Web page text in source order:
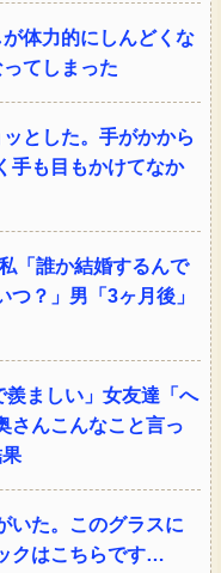
体力的にしんどくな
てしまった
とした。手がかから
手も目もかけてなか
「誰か結婚するんで
？」男「3ヶ月後」
ましい」女友達「へ
さんこんなこと言っ
いた。このグラスに
クはこちらです…